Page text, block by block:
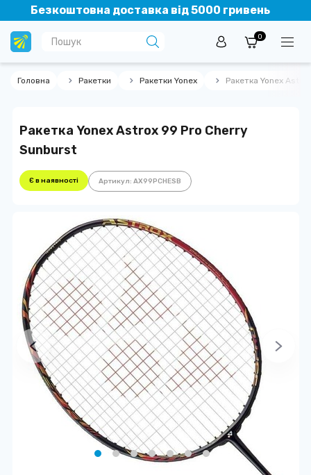
Безкоштовна доставка від 5000 гривень
0
Головна Ракетки Ракетки Yonex Ракетка Yonex
Ракетка Yonex Astrox 99 Pro Cherry
Sunburst
Є в наявності Артикул: AX99PCHESB